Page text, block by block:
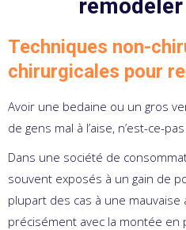
Techniques non-
chirurgicales pour
Avoir une bedaine ou un gros
de gens mal à l’aise, n’est-ce-pas
Dans une société de
souvent exposés à un gain de
plupart des cas à une mauvaise
précisément avec la montée